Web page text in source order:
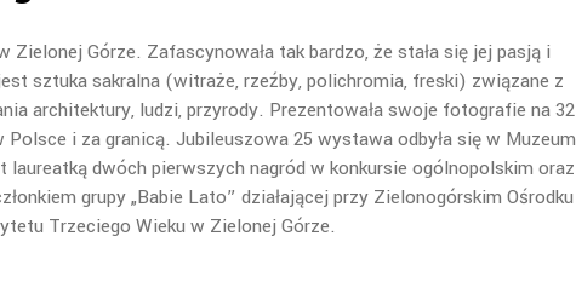
Górze. Zafascynowała tak bardzo, że stała się jej pasją i
sztuka sakralna (witraże, rzeźby, polichromia, freski) związane z
architektury, ludzi, przyrody. Prezentowała swoje fotografie na 32
i za granicą. Jubileuszowa 25 wystawa odbyła się w Muzeum
laureatką dwóch pierwszych nagród w konkursie ogólnopolskim oraz
grupy „Babie Lato” działającej przy Zielonogórskim Ośrodku
Trzeciego Wieku w Zielonej Górze.